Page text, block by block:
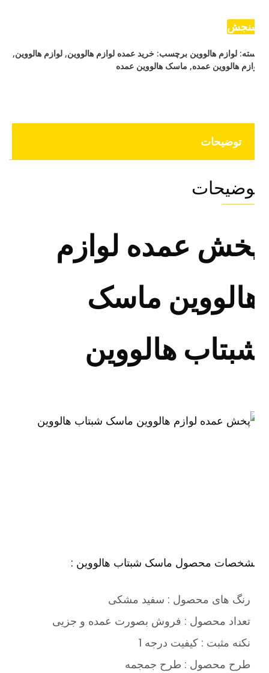
لوازم هالووین برچسب:خرید عمده لوازم هالووین,لوازم هالووین,
هالووین عمده,ماسک هالووین عمده
توضیحات
عمده لوازم
ماسک
هالووین
محصول ماسک شبتاب هالووین :
رنگ های محصول : سفید مشکی
تعداد محصول : فروش بصورت عمده و جزیی
نکنه مثبت : کیفیت درجه 1
طرح محصول : طرح جمجمه